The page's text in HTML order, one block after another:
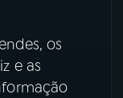
os
e as